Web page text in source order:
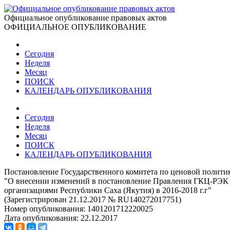
Официальное опубликование правовых актов
ОФИЦИАЛЬНОЕ ОПУБЛИКОВАНИЕ
Сегодня
Неделя
Месяц
ПОИСК
КАЛЕНДАРЬ ОПУБЛИКОВАНИЯ
Сегодня
Неделя
Месяц
ПОИСК
КАЛЕНДАРЬ ОПУБЛИКОВАНИЯ
Постановление Государственного комитета по ценовой
"О внесении изменений в постановление Правления ГКЦ-
организациями Республики Саха (Якутия) в 2016-2018 г.г"
(Зарегистрирован 21.12.2017 № RU140272017751)
Номер опубликования: 1401201712220025
Дата опубликования: 22.12.2017